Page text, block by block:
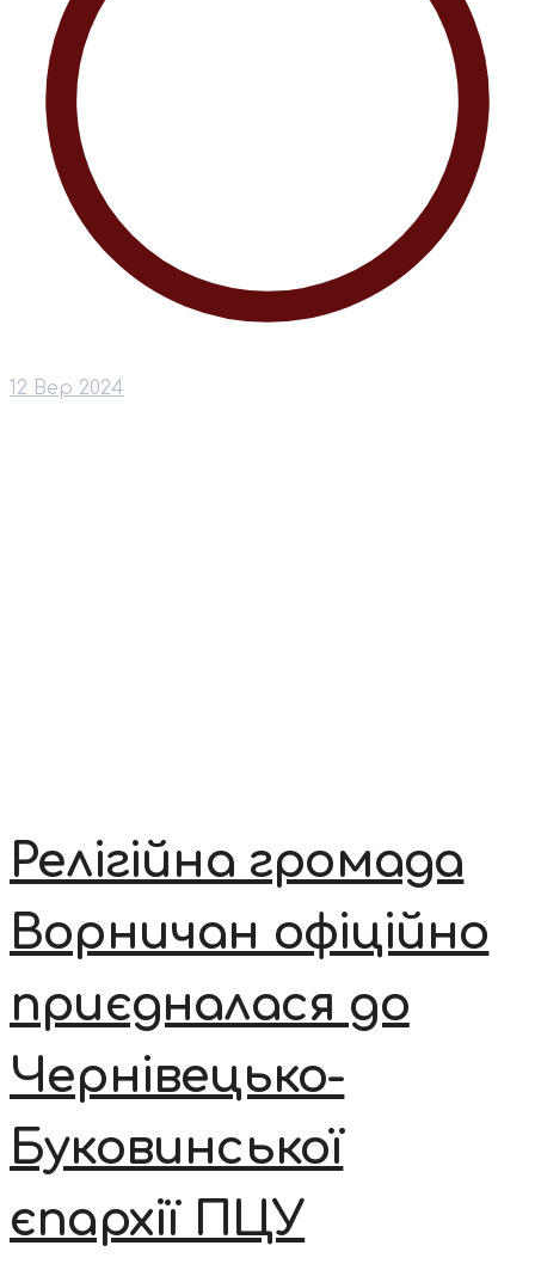
12 Вер 2024
Релігійна громада
Ворничан офіційно
приєдналася до
Чернівецько-
Буковинської
єпархії ПЦУ